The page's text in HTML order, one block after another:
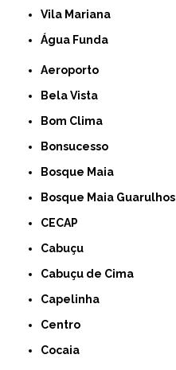
Vila Mariana
Água Funda
Aeroporto
Bela Vista
Bom Clima
Bonsucesso
Bosque Maia
Bosque Maia Guarulhos
CECAP
Cabuçu
Cabuçu de Cima
Capelinha
Centro
Cocaia